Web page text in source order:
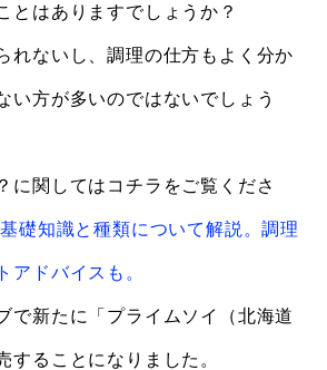
とはありますでしょうか？
れないし、調理の仕方もよく分か
い方が多いのではないでしょう
に関してはコチラをご覧くださ
礎知識と種類について解説。調理
アドバイスも。
で新たに「プライムソイ（北海道
ることになりました。